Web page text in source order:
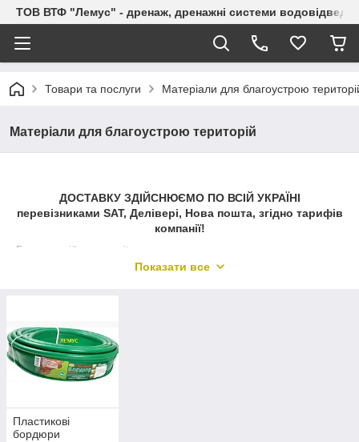
ТОВ ВТФ "Лемус" - дренаж, дренажні системи
Товари та послуги Матеріали для благоустрою
Матеріали для благоустрою територій
ДОСТАВКУ ЗДІЙСНЮЄМО ПО ВСІЙ УКРАЇНІ
перевізниками SAT, Делівері, Нова пошта, згідно тарифів
компанії!
Благоустрій території проводиться з використанням
спеціальних матеріалів спрямованого призначення.
навантаження,
облаштувати сади, парки та вулиці міста
Показати все
Пластикові
бордюри